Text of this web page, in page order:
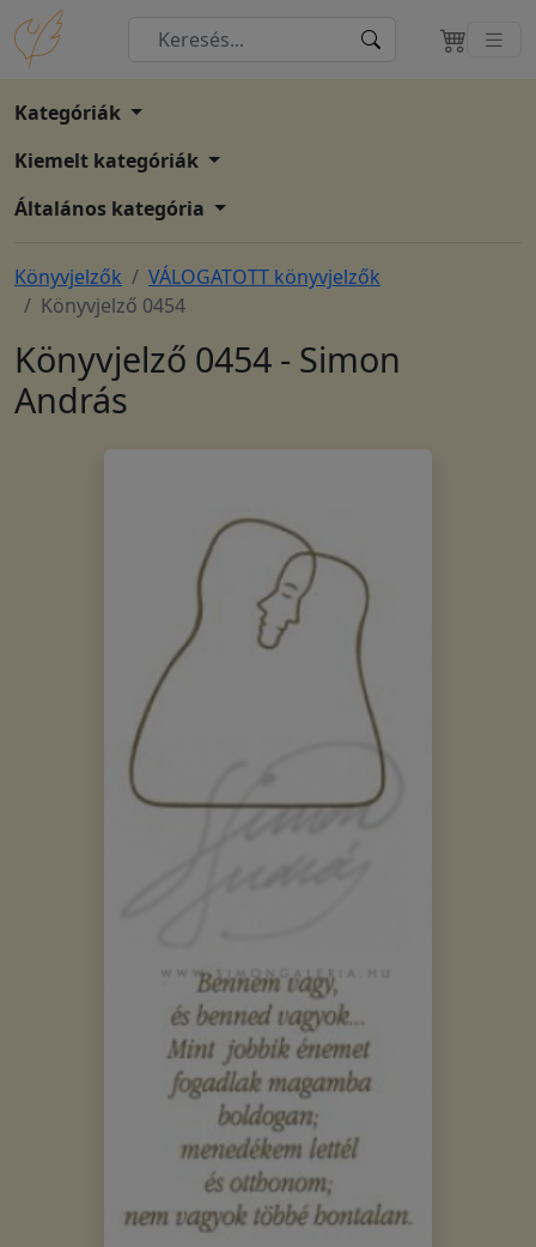
Kategóriák
Kiemelt kategóriák
Általános kategória
Könyvjelzők
VÁLOGATOTT könyvjelzők
Könyvjelző 0454
Könyvjelző 0454 - Simon
András